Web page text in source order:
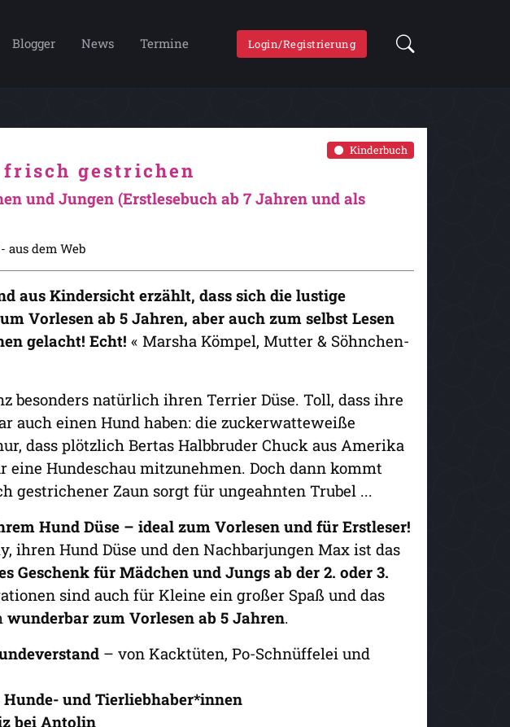
Blogger News Termine Login/Registrierung
Kinderbuch
frisch gestrichen
und Jungen (Erstlesebuch ab 7 Jahren und als
aus dem Web
aus Kindersicht erzählt, dass sich die lustige
Vorlesen ab 5 Jahren, aber auch zum selbst Lesen
gelacht! Echt! « Marsha Kömpel, Mutter & Söhnchen-
besonders natürlich ihren Terrier Düse. Toll, dass ihre
auch einen Hund haben: die zuckerwatteweiße
dass plötzlich Bertas Halbbruder Chuck aus Amerika
eine Hundeschau mitzunehmen. Doch dann kommt
gestrichener Zaun sorgt für ungeahnten Trubel ...
Hund Düse – ideal zum Vorlesen und für Erstleser!
ihren Hund Düse und den Nachbarjungen Max ist das
Geschenk für Mädchen und Jungs ab der 2. oder 3.
sind auch für Kleine ein großer Spaß und das
wunderbar zum Vorlesen ab 5 Jahren.
– von Kacktüten, Po-Schnüffelei und
und Tierliebhaber*innen
bei Antolin